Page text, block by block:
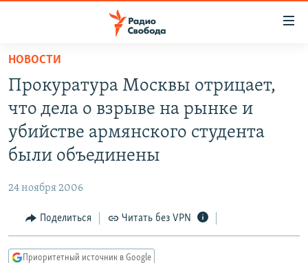
упрощенного
доступа
основному
содержанию
навигации
Вернутся
ПОДКАСТЫ
АВТОРСКИЕ ПРОЕКТЫ
ЦИТАТЫ СВОБОДЫ
КУЛЬТУРА
IDEL.РЕАЛИИ
КАВКАЗ.РЕАЛИИ
НОВОСТИ
Прокуратура Москвы отрицает,
что дела о взрыве на рынке и
убийстве армянского студента
были объединены
24 ноября 2006
Поделиться Читать без VPN
Приоритетный источник в Google